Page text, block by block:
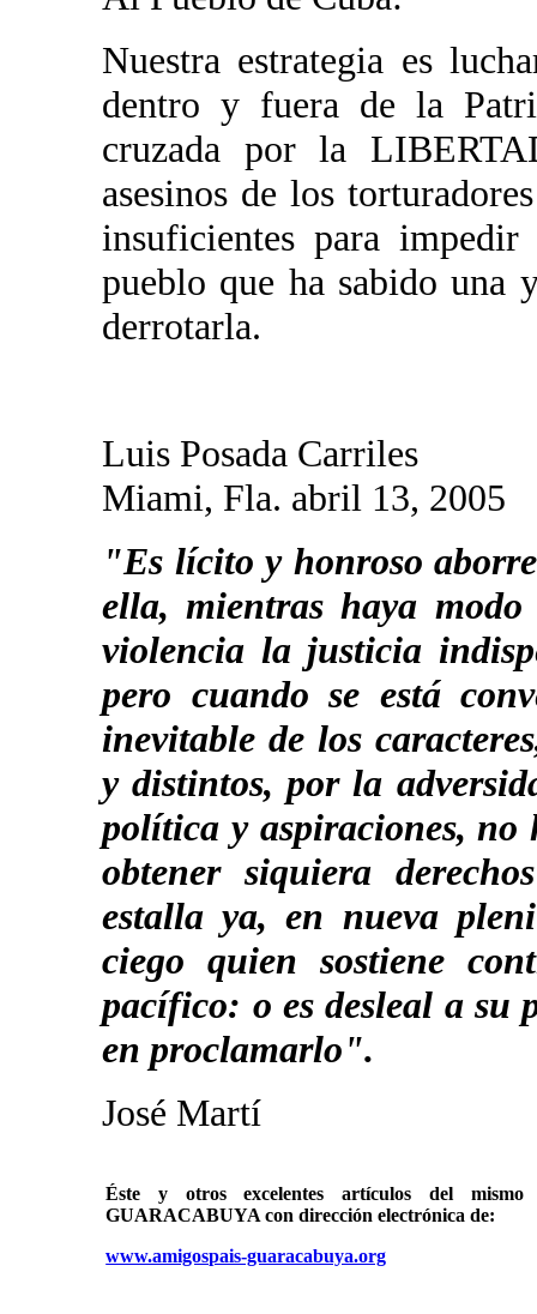
Nuestra estrategia es
dentro y fuera de la
cruzada por la
asesinos de los
insuficientes para
pueblo que ha sabido una
derrotarla.
Luis Posada Carriles
Miami, Fla. abril 13, 2005
"Es lícito y honroso
ella, mientras haya
violencia la justicia
pero cuando se está
inevitable de los
y distintos, por la
política y aspiraciones,
obtener siquiera
estalla ya, en nueva
ciego quien sostiene
pacífico: o es desleal a su
en proclamarlo".
José Martí
Éste y otros excelentes artículos del
GUARACABUYA con dirección electrónica de:
www.amigospais-guaracabuya.org